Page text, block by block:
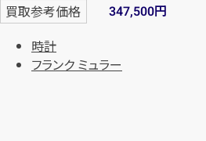
買取参考価格 347,500円
時計
フランク ミュラー